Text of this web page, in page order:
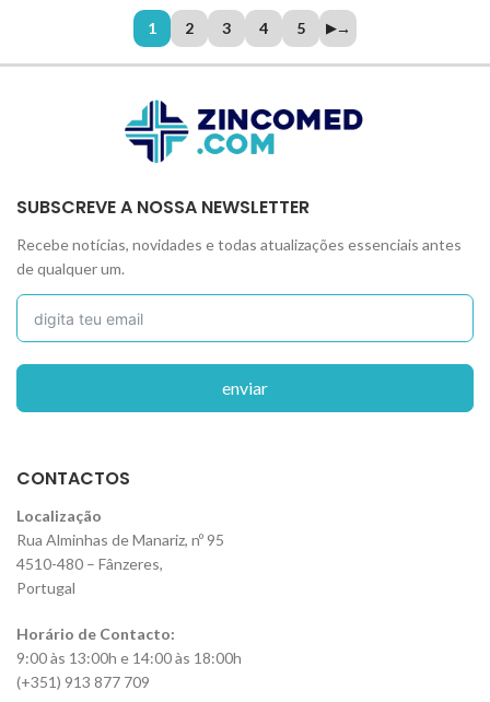
1 2 3 4 5 →
SUBSCREVE A NOSSA NEWSLETTER
Recebe notícias, novidades e todas atualizações essenciais antes
de qualquer um.
enviar
CONTACTOS
Localização
Rua Alminhas de Manariz, nº 95
4510-480 – Fânzeres,
Portugal
Horário de Contacto:
9:00 às 13:00h e 14:00 às 18:00h
(+351) 913 877 709